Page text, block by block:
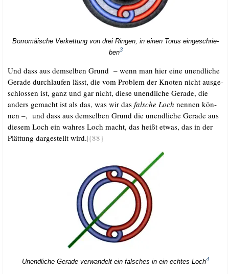
Bor­ro­mäi­sche Ver­ket­tung von drei Rin­gen, in einen Torus ein­ge­schrie­
ben3
Und dass aus dem­sel­ben Grund – wenn man hier eine unend­li­che
Gera­de durch­lau­fen lässt, die vom Pro­blem der Kno­ten nicht aus­ge­
schlos­sen ist, ganz und gar nicht, die­se unend­li­che Gera­de, die
anders gemacht ist als das, was wir das fal­sche Loch nen­nen kön­
nen –, und dass aus dem­sel­ben Grund die unend­li­che Gera­de aus
die­sem Loch ein wah­res Loch macht, das heißt etwas, das in der
Plät­tung dar­ge­stellt wird.|{88}
Unend­li­che Gera­de ver­wan­delt ein fal­sches in ein ech­tes Loch4